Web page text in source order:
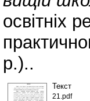
освітніх
р.)..
Текст
21.pdf